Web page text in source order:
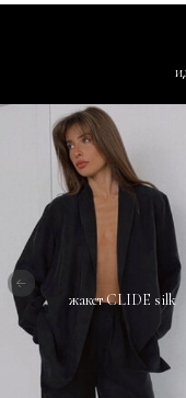
жакет CLIDE silk